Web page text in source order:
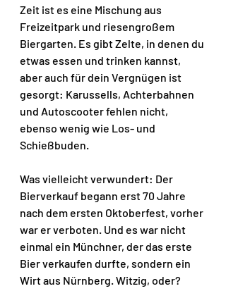
Zeit ist es eine Mischung aus
Freizeitpark und riesengroßem
Biergarten. Es gibt Zelte, in denen du
etwas essen und trinken kannst,
aber auch für dein Vergnügen ist
gesorgt: Karussells, Achterbahnen
und Autoscooter fehlen nicht,
ebenso wenig wie Los- und
Schießbuden.
Was vielleicht verwundert: Der
Bierverkauf begann erst 70 Jahre
nach dem ersten Oktoberfest, vorher
war er verboten. Und es war nicht
einmal ein Münchner, der das erste
Bier verkaufen durfte, sondern ein
Wirt aus Nürnberg. Witzig, oder?